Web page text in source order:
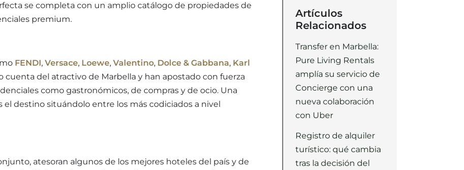
se completa con un amplio catálogo de propiedades de
premium.
FENDI, Versace, Loewe, Valentino, Dolce & Gabbana, Karl
cuenta del atractivo de Marbella y han apostado con fuerza
como gastronómicos, de compras y de ocio. Una
destino situándolo entre los más codiciados a nivel
atesoran algunos de los mejores hoteles del país y de
Artículos
Relacionados
Transfer en Marbella:
Pure Living Rentals
amplía su servicio de
Concierge con una
nueva colaboración
con Uber
Registro de alquiler
turístico: qué cambia
tras la decisión del